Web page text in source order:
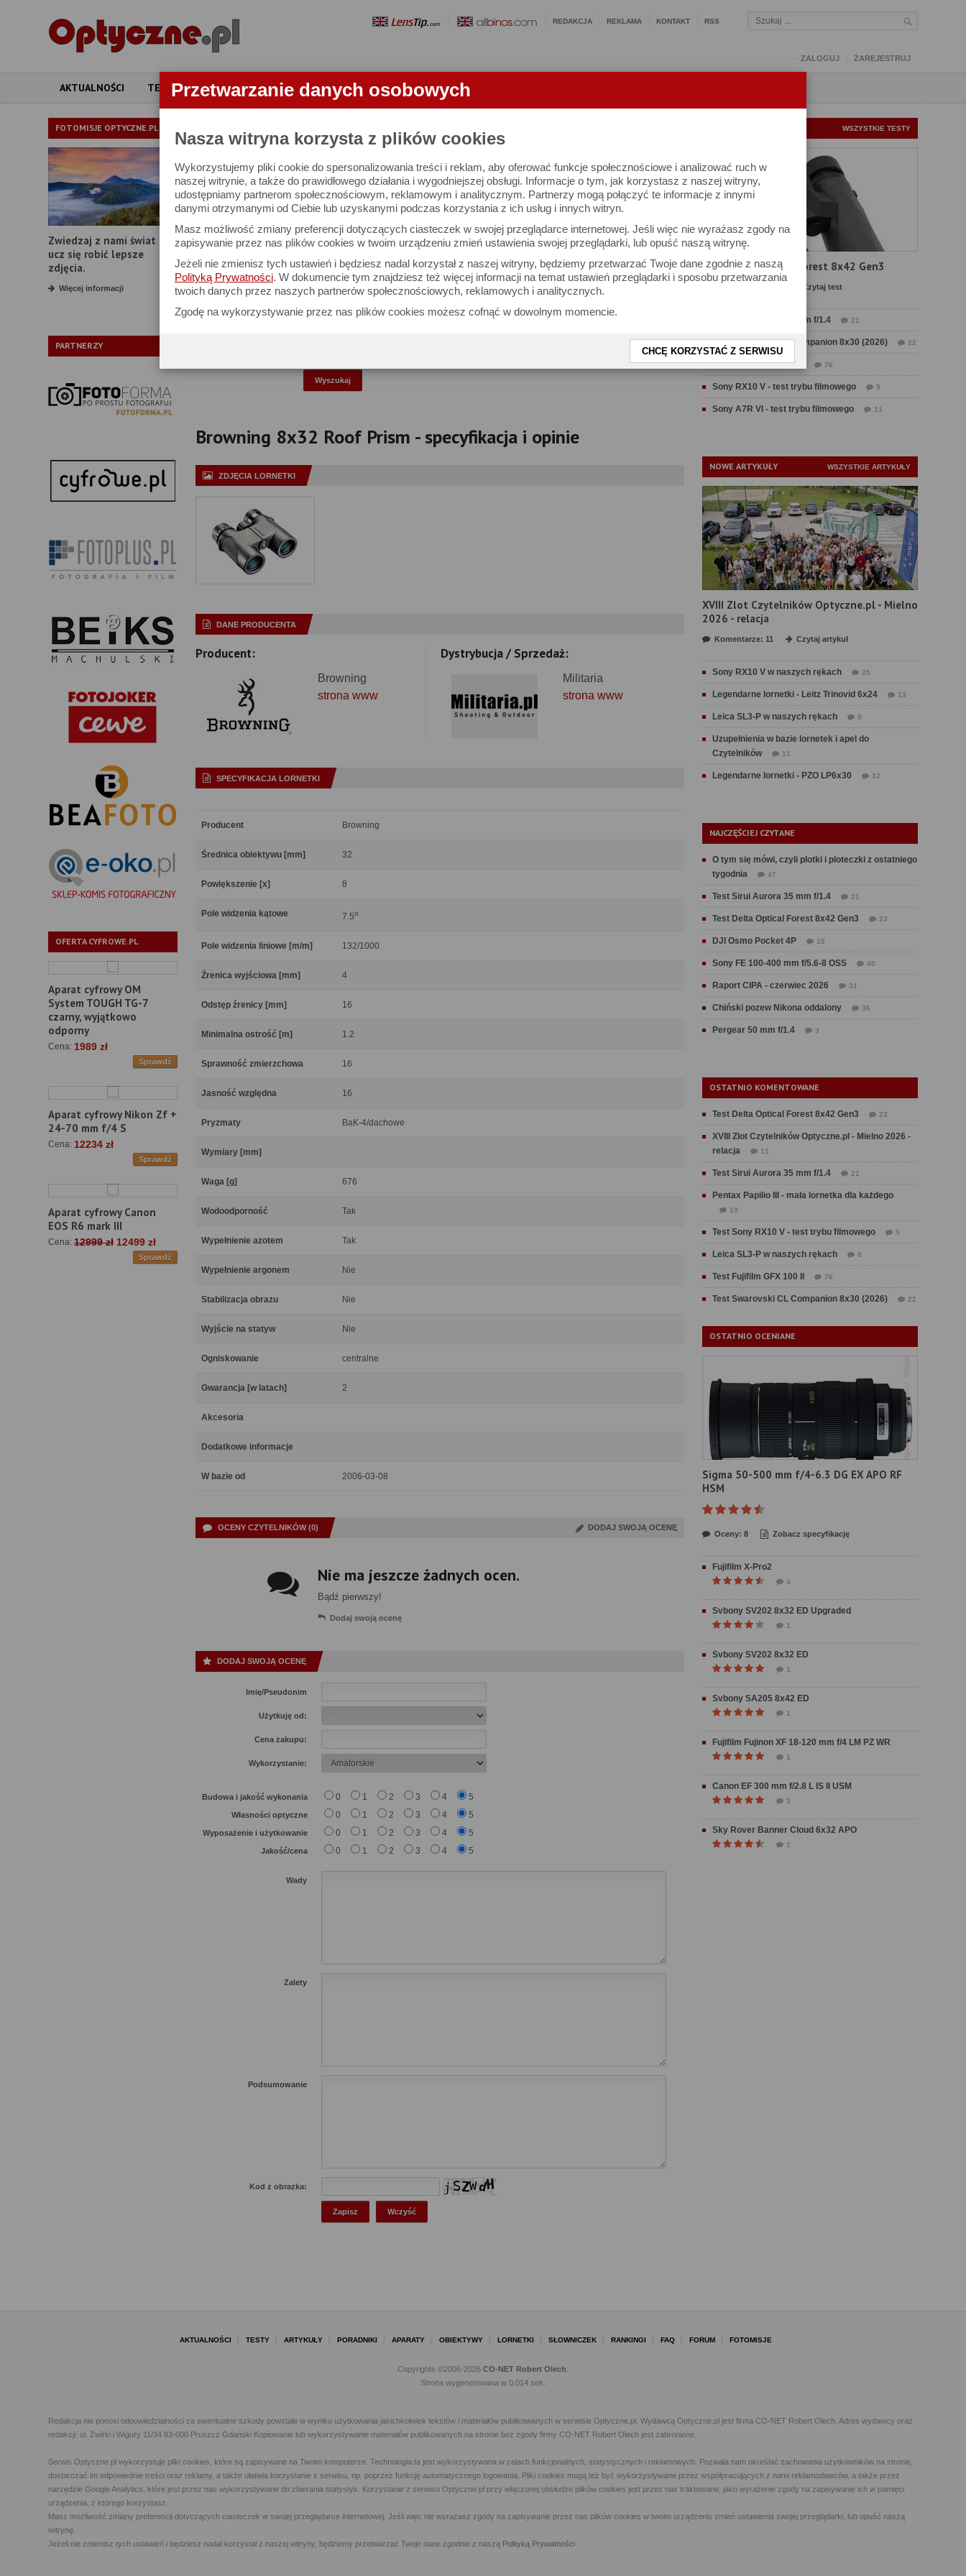
Przetwarzanie danych osobowych
Nasza witryna korzysta z plików cookies
Wykorzystujemy pliki cookie do spersonalizowania treści i reklam, aby oferować funkcje społecznościowe i analizować ruch w
naszej witrynie, a także do prawidłowego działania i wygodniejszej obsługi. Informacje o tym, jak korzystasz z naszej witryny,
udostępniamy partnerom społecznościowym, reklamowym i analitycznym. Partnerzy mogą połączyć te informacje z innymi
danymi otrzymanymi od Ciebie lub uzyskanymi podczas korzystania z ich usług i innych witryn.
Masz możliwość zmiany preferencji dotyczących ciasteczek w swojej przeglądarce internetowej. Jeśli więc nie wyrażasz zgody na
zapisywanie przez nas plików cookies w twoim urządzeniu zmień ustawienia swojej przeglądarki, lub opuść naszą witrynę.
Jeżeli nie zmienisz tych ustawień i będziesz nadal korzystał z naszej witryny, będziemy przetwarzać Twoje dane zgodnie z naszą
Polityką Prywatności. W dokumencie tym znajdziesz też więcej informacji na temat ustawień przeglądarki i sposobu przetwarzania
twoich danych przez naszych partnerów społecznościowych, reklamowych i analitycznych.
Zgodę na wykorzystywanie przez nas plików cookies możesz cofnąć w dowolnym momencie.
CHCĘ KORZYSTAĆ Z SERWISU
REDAKCJA REKLAMA KONTAKT RSS
ZALOGUJ ZAREJESTRUJ
AKTUALNOŚCI TESTY ARTYKUŁY APARATY OBIEKTYWY LORNETKI
FOTOMISJE OPTYCZNE.PL
Zwiedzaj z nami świat i
ucz się robić lepsze
zdjęcia.
Więcej informacji
PARTNERZY
OFERTA CYFROWE.PL
Aparat cyfrowy OM
System TOUGH TG-7
czarny, wyjątkowo
odporny
Cena: 1989 zł
Sprawdź
Aparat cyfrowy Nikon Zf +
24-70 mm f/4 S
Cena: 12234 zł
Sprawdź
Aparat cyfrowy Canon
EOS R6 mark III
Cena: 12999 zł 12499 zł
Sprawdź
LORNETKI
W bazie znajduje się 3008 lornetek i 1581 ocen.
Możesz też zrobić
własne porównanie lornetek
Porównaj lornetki
Proszę podać interesujące Cię parametry
Producent:
Model:
Średnica obiektywu:
Browning 8x32 Roof Prism - specyfikacja i opinie
ZDJĘCIA LORNETKI
DANE PRODUCENTA
Producent:
Browning
strona www
Dystrybucja / Sprzedaż:
Militaria
strona www
SPECYFIKACJA LORNETKI
Producent Browning
Średnica obiektywu [mm] 32
Powiększenie [x] 8
Pole widzenia kątowe 7.5o
Pole widzenia liniowe [m/m] 132/1000
Źrenica wyjściowa [mm] 4
Odstęp źrenicy [mm] 16
Minimalna ostrość [m] 1.2
Sprawność zmierzchowa 16
Jasność względna 16
Pryzmaty BaK-4/dachowe
Wymiary [mm]
Waga [g] 676
Wodoodporność Tak
Wypełnienie azotem Tak
Wypełnienie argonem Nie
Stabilizacja obrazu Nie
Wyjście na statyw Nie
Ogniskowanie centralne
Gwarancja [w latach] 2
Akcesoria
Dodatkowe informacje
W bazie od 2006-03-08
OCENY CZYTELNIKÓW (0) DODAJ SWOJĄ OCENĘ
Nie ma jeszcze żadnych ocen.
Bądź pierwszy!
Dodaj swoją ocenę
DODAJ SWOJĄ OCENĘ
Imię/Pseudonim
Użytkuję od:
Cena zakupu:
Wykorzystanie:
Budowa i jakość wykonania 0 1 2 3 4 5
Własności optyczne 0 1 2 3 4 5
Wyposażenie i użytkowanie 0 1 2 3 4 5
Jakość/cena 0 1 2 3 4 5
Wady
Zalety
Podsumowanie
Kod z obrazka:
WSZYSTKIE TESTY
Test Delta Optical Forest 8x42 Gen3
Czytaj test
Test Sirui Aurora 35 mm f/1.4 21
Test Swarovski CL Companion 8x30 (2026) 22
Test Fujifilm GFX 100 II 76
Sony RX10 V - test trybu filmowego 9
Sony A7R VI - test trybu filmowego 11
NOWE ARTYKUŁY WSZYSTKIE ARTYKUŁY
XVIII Zlot Czytelników Optyczne.pl - Mielno
2026 - relacja
Komentarze: 11 Czytaj artykuł
Sony RX10 V w naszych rękach 25
Legendarne lornetki - Leitz Trinovid 6x24 13
Leica SL3-P w naszych rękach 9
Uzupełnienia w bazie lornetek i apel do
Czytelników
11
Legendarne lornetki - PZO LP6x30 32
NAJCZĘŚCIEJ CZYTANE
O tym się mówi, czyli plotki i ploteczki z ostatniego
tygodnia
47
Test Sirui Aurora 35 mm f/1.4 21
Test Delta Optical Forest 8x42 Gen3 23
DJI Osmo Pocket 4P 10
Sony FE 100-400 mm f/5.6-8 OSS 40
Raport CIPA - czerwiec 2026 31
Chiński pozew Nikona oddalony 36
Pergear 50 mm f/1.4 3
OSTATNIO KOMENTOWANE
Test Delta Optical Forest 8x42 Gen3 23
XVIII Zlot Czytelników Optyczne.pl - Mielno 2026 -
relacja
11
Test Sirui Aurora 35 mm f/1.4 21
Pentax Papilio III - mała lornetka dla każdego
19
Test Sony RX10 V - test trybu filmowego 9
Leica SL3-P w naszych rękach 9
Test Fujifilm GFX 100 II 76
Test Swarovski CL Companion 8x30 (2026) 22
OSTATNIO OCENIANE
Sigma 50-500 mm f/4-6.3 DG EX APO RF
HSM
Oceny: 8 Zobacz specyfikację
Fujifilm X-Pro2
4
Svbony SV202 8x32 ED Upgraded
1
Svbony SV202 8x32 ED
1
Svbony SA205 8x42 ED
1
Fujifilm Fujinon XF 18-120 mm f/4 LM PZ WR
1
Canon EF 300 mm f/2.8 L IS II USM
3
Sky Rover Banner Cloud 6x32 APO
1
AKTUALNOŚCI TESTY ARTYKUŁY PORADNIKI APARATY OBIEKTYWY LORNETKI SŁOWNICZEK RANKINGI FAQ FORUM FOTOMISJE
Copyrights ©2006-2026 CO-NET Robert Olech
Strona wygenerowana w 0.014 sek.
Redakcja nie ponosi odpowiedzialności za ewentualne szkody powstałe w wyniku użytkowania jakichkolwiek tekstów i materiałów publikowanych w serwisie Optyczne.pl. Wydawcą Optyczne.pl jest firma CO-NET Robert Olech. Adres wydawcy oraz
redakcji: ul. Żwirki i Wigury 11/34 83-000 Pruszcz Gdański Kopiowanie lub wykorzystywanie materiałów publikowanych na stronie bez zgody firmy CO-NET Robert Olech jest zabronione.
Serwis Optyczne.pl wykorzystuje pliki cookies, które są zapisywane na Twoim komputerze. Technologia ta jest wykorzystywana w celach funkcjonalnych, statystycznych i reklamowych. Pozwala nam określać zachowania użytkowników na stronie,
dostarczać im odpowiednie treści oraz reklamy, a także ułatwia korzystanie z serwisu, np. poprzez funkcję automatycznego logowania. Pliki cookies mogą też być wykorzystywane przez współpracujących z nami reklamodawców, a także przez
narzędzie Google Analytics, które jest przez nas wykorzystywane do zbierania statystyk. Korzystanie z serwisu Optyczne.pl przy włączonej obsłudze plików cookies jest przez nas traktowane, jako wyrażenie zgody na zapisywanie ich w pamięci
urządzenia, z którego korzystasz.
Masz możliwość zmiany preferencji dotyczących ciasteczek w swojej przeglądarce internetowej. Jeśli więc nie wyrażasz zgody na zapisywanie przez nas plików cookies w twoim urządzeniu zmień ustawienia swojej przeglądarki, lub opuść naszą
witrynę.
Jeżeli nie zmienisz tych ustawień i będziesz nadal korzystał z naszej witryny, będziemy przetwarzać Twoje dane zgodnie z naszą Polityką Prywatności